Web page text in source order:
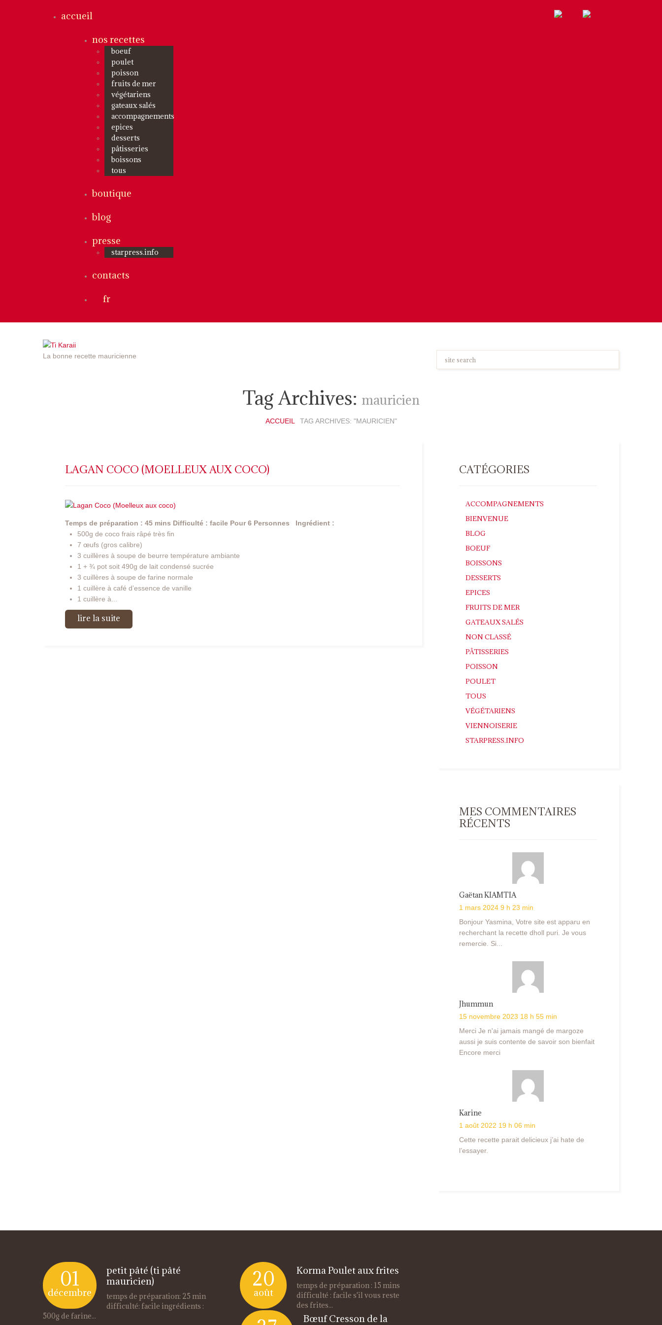
accueil
nos recettes
boeuf
poulet
poisson
fruits de mer
végétariens
gateaux salés
accompagnements
epices
desserts
pâtisseries
boissons
tous
boutique
blog
presse
starpress.info
contacts
fr
La bonne recette mauricienne
Tag Archives: mauricien
ACCUEIL TAG ARCHIVES: "MAURICIEN"
LAGAN COCO (MOELLEUX AUX COCO)
Temps de préparation : 45 mins Difficulté : facile Pour 6 Personnes
Ingrédient :
500g de coco frais râpé très fin
7 œufs (gros calibre)
3 cuillères à soupe de beurre température ambiante
1 + ¾ pot soit 490g de lait condensé sucrée
3 cuillères à soupe de farine normale
1 cuillère à café d’essence de vanille
1 cuillère à...
lire la suite
CATÉGORIES
ACCOMPAGNEMENTS
BIENVENUE
BLOG
BOEUF
BOISSONS
DESSERTS
EPICES
FRUITS DE MER
GATEAUX SALÉS
NON CLASSÉ
PÂTISSERIES
POISSON
POULET
TOUS
VÉGÉTARIENS
VIENNOISERIE
STARPRESS.INFO
MES COMMENTAIRES
RÉCENTS
Gaëtan KIAMTIA
1 mars 2024 9 h 23 min
Bonjour Yasmina, Votre site est apparu en
recherchant la recette dholl puri. Je vous
remercie. Si...
Jhummun
15 novembre 2023 18 h 55 min
Merci Je n'ai jamais mangé de margoze
aussi je suis contente de savoir son bienfait
Encore merci
Karine
1 août 2022 19 h 06 min
Cette recette parait delicieux j’ai hate de
l’essayer.
01
décembre
petit pâté (ti pâté
mauricien)
temps de préparation: 25 min
difficulté: facile ingrédients :
500g de farine...
20
août
Korma Poulet aux frites
temps de préparation : 15 mins
difficulté : facile s'il vous reste
des frites...
Bœuf Cresson de la